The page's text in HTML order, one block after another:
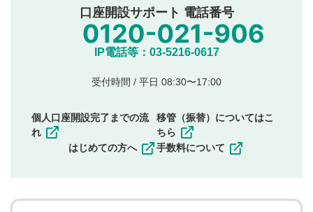
公序良俗に反する内容の投稿
氏名、住所、電話番号など個人を特定できる情報の
他のサイトへの誘導や営利目的、広告・宣伝を目
他者の権利（商標、著作権、その他の知的財産
その他当社が不適切と判断した投稿
一度投稿した評価およびコメントの変更・削除はできま
ことを承諾したものとします。また、利用者は、コメント
口座開設サポート 電話番号
IP電話等：03-5216-0617
受付時間 / 平日 08:30〜17:00
個人口座開設完了までの流
れ
はじめての方へ
移管（振替）についてはこ
ちら
手数料について